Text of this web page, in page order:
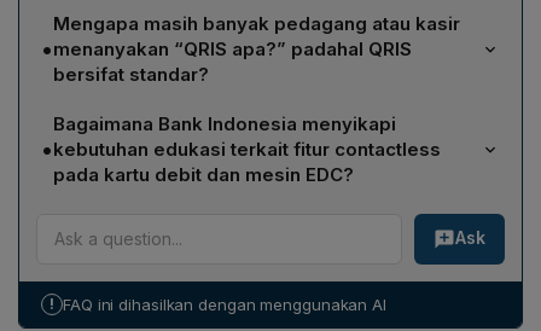
Bank Indonesia menjelaskan bahwa QRIS adalah
penyatuan berbagai QR Code yang dikeluarkan oleh
beragam penyedia jasa pembayaran, sehingga satu
meskipun aplikasi pembayaran konsumen dan
merchant berbeda.
•
Mengapa masih banyak pedagang atau kasir
menanyakan “QRIS apa?” padahal QRIS
bersifat standar?
Meskipun QRIS merupakan standar universal,
kurangnya sosialisasi dan edukasi di lapangan
membuat pedagang belum memahami bahwa istilah
sehingga mereka masih mencari kepastian mengenai
penyedia layanan tertentu.
•
Bagaimana Bank Indonesia menyikapi
kebutuhan edukasi terkait fitur contactless
pada kartu debit dan mesin EDC?
Bank Indonesia menegaskan bahwa fitur contactless
merupakan inovasi masing‑masing penyelenggara,
sehingga tanggung jawab sosialisasi terletak pada
pembayaran untuk memastikan konsumen dan
Ask
! FAQ ini dihasilkan dengan menggunakan AI